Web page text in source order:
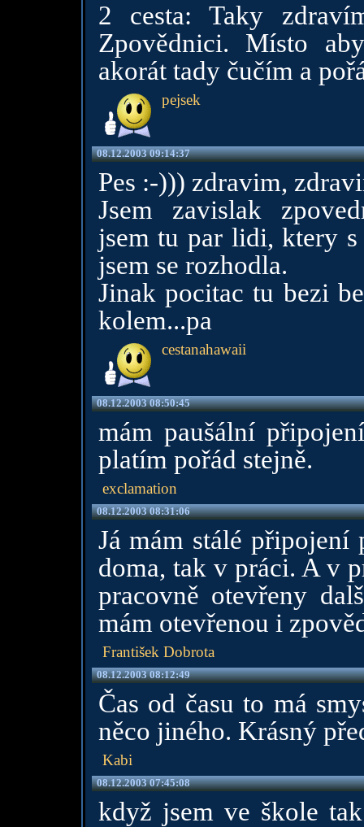
2 cesta: Taky
Zpovědnici. Místo
akorát tady čučím a
pejsek
08.12.2003 09:14:37
Pes :-))) zdravim,
Jsem zavislak
jsem tu par lidi, ktery
jsem se rozhodla.
Jinak pocitac tu bezi
kolem...pa
cestanahawaii
08.12.2003 08:50:45
mám paušální
platím pořád stejně.
exclamation
08.12.2003 08:31:06
Já mám stálé
doma, tak v práci. A v
pracovně otevřeny
mám otevřenou i
František Dobrota
08.12.2003 08:12:49
Čas od času to má
něco jiného. Krásný
Kabi
08.12.2003 07:45:08
když jsem ve škole